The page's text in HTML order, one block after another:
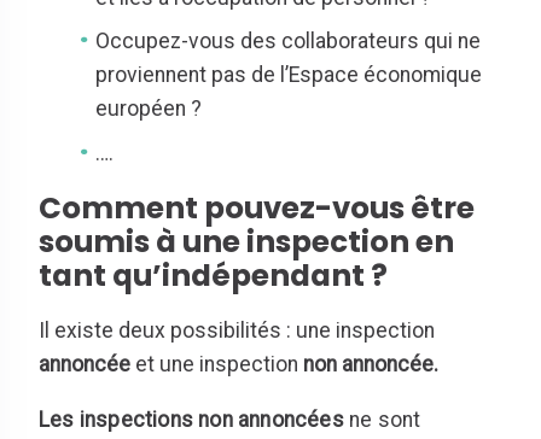
Occupez-vous des collaborateurs qui ne
proviennent pas de l’Espace économique
européen ?
….
Comment pouvez-vous être
soumis à une inspection en
tant qu’indépendant ?
Il existe deux possibilités : une inspection
annoncée et une inspection non annoncée.
Les inspections non annoncéesne sont